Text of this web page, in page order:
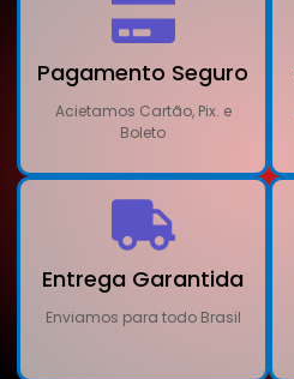
Pagamento Seguro
Acietamos Cartão, Pix. e
Boleto
Entrega Garantida
Enviamos para todo Brasil